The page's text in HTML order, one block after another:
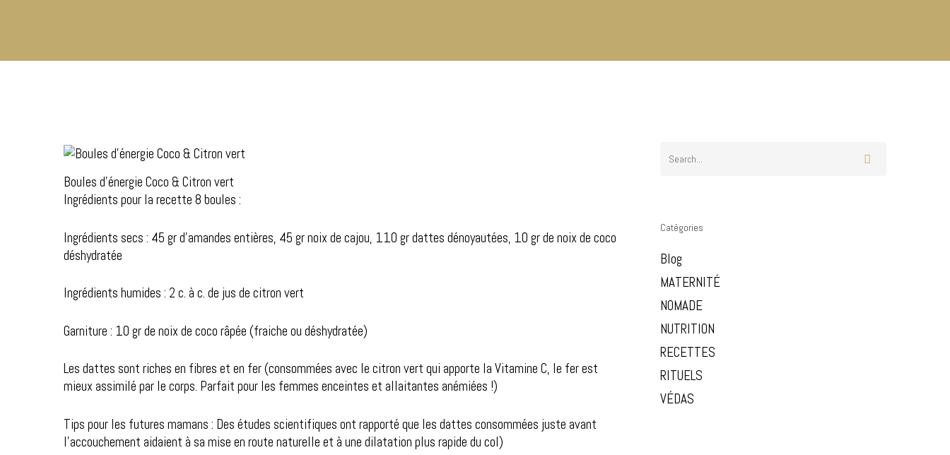
Boules d’énergie Coco & Citron vert
Ingrédients pour la recette 8 boules :
Ingrédients secs : 45 gr d’amandes entières, 45 gr noix de cajou, 110 gr dattes dénoyautées, 10 gr de noix de coco
déshydratée
Ingrédients humides : 2 c. à c. de jus de citron vert
Garniture : 10 gr de noix de coco râpée (fraiche ou déshydratée)
Les dattes sont riches en fibres et en fer (consommées avec le citron vert qui apporte la Vitamine C, le fer est
mieux assimilé par le corps. Parfait pour les femmes enceintes et allaitantes anémiées !)
Tips pour les futures mamans : Des études scientifiques ont rapporté que les dattes consommées juste avant
l’accouchement aidaient à sa mise en route naturelle et à une dilatation plus rapide du col)
Catégories
Blog
MATERNITÉ
NOMADE
NUTRITION
RECETTES
RITUELS
VÉDAS